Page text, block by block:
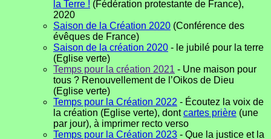
la Terre ! (Fédération protestante de France),
2020
Saison de la Création 2020 (Conférence des
évêques de France)
Saison de la création 2020 - le jubilé pour la terre
(Eglise verte)
Temps pour la création 2021 - Une maison pour
tous ? Renouvellement de l’Oikos de Dieu
(Eglise verte)
Temps pour la Création 2022 - Écoutez la voix de
la création (Eglise verte), dontcartes prière (une
par jour), à imprimer recto verso
Temps pour la Création 2023 - Que la justice et la